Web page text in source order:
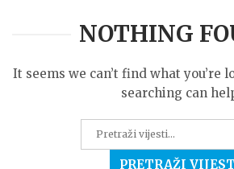
NOTHING
It seems we can’t find what you’re
searching can